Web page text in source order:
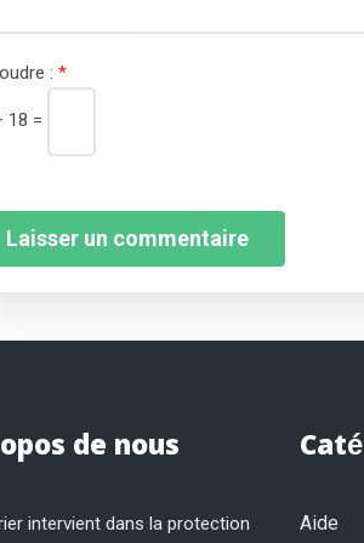
: *
18 =
de nous
intervient dans la protection
Aide